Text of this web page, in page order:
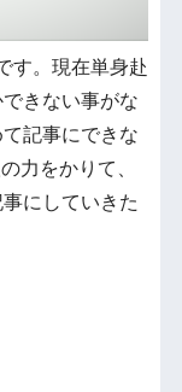
す。現在単身赴
きない事がな
記事にできな
力をかりて、
にしていきた